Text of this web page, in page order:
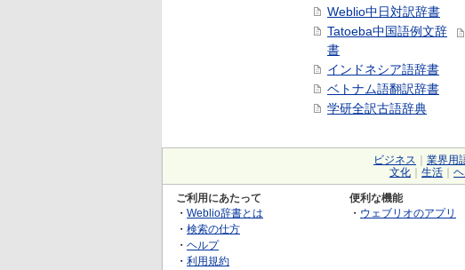
Weblio中日対訳辞書
Tatoeba中国語例文辞
書
インドネシア語辞書
ベトナム語翻訳辞書
学研全訳古語辞典
ビジネス 業界用
文化
生活
ご利用にあたって
・ Weblio辞書とは
・ 検索の仕方
・ ヘルプ
・ 利用規約
便利な機能
・ ウェブリオのアプリ